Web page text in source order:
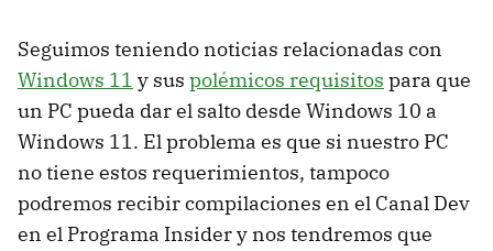
Seguimos teniendo noticias relacionadas con
Windows 11 y sus polémicos requisitos para que
un PC pueda dar el salto desde Windows 10 a
Windows 11. El problema es que si nuestro PC
no tiene estos requerimientos, tampoco
podremos recibir compilaciones en el Canal Dev
en el Programa Insider y nos tendremos que